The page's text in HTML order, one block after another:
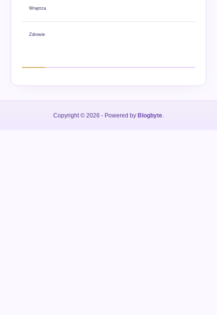
Wnętrza
Zdrowie
Copyright © 2026 - Powered by Blogbyte.